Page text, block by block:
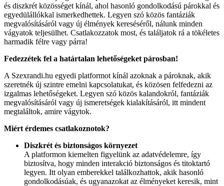
és diszkrét közösséget kínál, ahol hasonló gondolkodású párokkal és
egyedülállókkal ismerkedhettek. Legyen szó közös fantáziák
megvalósításáról vagy új élmények kereséséről, nálunk minden
vágyatok teljesülhet. Csatlakozzatok most, és találjatok rá a tökéletes
harmadik félre vagy párra!
Fedezzétek fel a határtalan lehetőségeket párosban!
A Szexrandi.hu egyedi platformot kínál azoknak a pároknak, akik
szeretnék új szintre emelni kapcsolatukat, és közösen felfedezni az
izgalmas lehetőségeket. Legyen szó közös kalandokról, fantáziák
megvalósításáról vagy új ismeretségek kialakításáról, itt mindent
megtaláltok, amire vágytok.
Miért érdemes csatlakoznotok?
Diszkrét és biztonságos környezet
A platformon kiemelten figyelünk az adatvédelemre, így
biztosítva, hogy minden interakció biztonságos és titoktartó
legyen. Itt olyan emberekkel találkozhattok, akik hasonló
gondolkodásúak, és ugyanazokat az élményeket keresik, mint